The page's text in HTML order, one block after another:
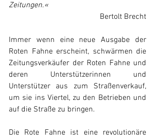
Zeitungen.«
Bertolt Brecht
Immer wenn eine neue Ausgabe der
Roten Fahne erscheint, schwärmen die
Zeitungsverkäufer der Roten Fahne und
deren Unterstützerinnen und
Unterstützer aus zum Straßenverkauf,
um sie ins Viertel, zu den Betrieben und
auf die Straße zu bringen.
Die Rote Fahne ist eine revolutionäre